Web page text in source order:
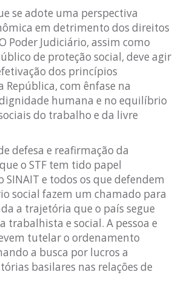
se adote uma perspectiva
em detrimento dos direitos
Poder Judiciário, assim como
de proteção social, deve agir
dos princípios
com ênfase na
humana e no equilíbrio
do trabalho e da livre
defesa e reafirmação da
o STF tem tido papel
SINAIT e todos os que defendem
social fazem um chamado para
a trajetória que o país segue
trabalhista e social. A pessoa e
tutelar o ordenamento
a busca por lucros a
basilares nas relações de